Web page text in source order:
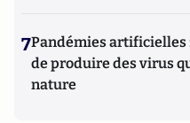
7Pandémies artificielles
de produire des virus
nature